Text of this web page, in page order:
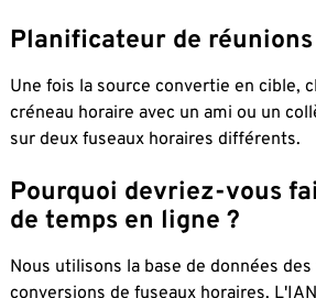
Planificateur de réunions
Une fois la source convertie en cible,
créneau horaire avec un ami ou un
sur deux fuseaux horaires différents.
Pourquoi devriez-vous
de temps en ligne ?
Nous utilisons la base de données
conversions de fuseaux horaires.